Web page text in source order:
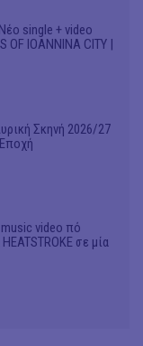
single + video
OF IOANNINA CITY |
Σκηνή 2026/27
video πό
σε μία